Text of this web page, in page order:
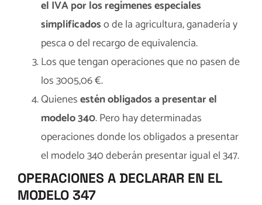
el IVA por los regímenes especiales
simplificadoso de la agricultura, ganadería y
pesca o del recargo de equivalencia.
Los que tengan operaciones que no pasen de
los 3005,06 €.
Quienesestén obligados a presentar el
modelo 340. Pero hay determinadas
operaciones donde los obligados a presentar
el modelo 340 deberán presentar igual el 347.
OPERACIONES A DECLARAR EN EL
MODELO 347